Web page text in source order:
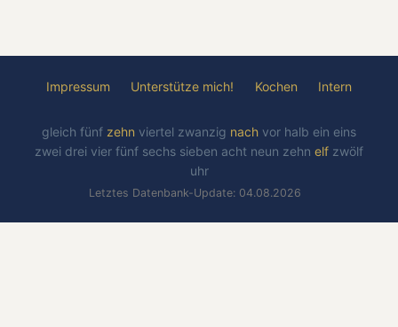
Impressum Unterstütze mich! Kochen Intern
gleich fünf zehn viertel zwanzig nach vor halb ein eins
zwei drei vier fünf sechs sieben acht neun zehn elf zwölf
uhr
Letztes Datenbank-Update: 04.08.2026